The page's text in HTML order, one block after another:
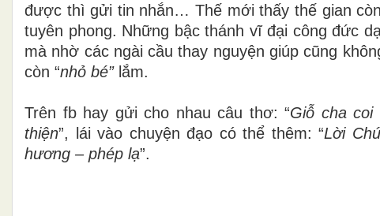
được thì gửi tin nhắn… Thế mới thấy thế gian
tuyên phong. Những bậc thánh vĩ đại công đức
mà nhờ các ngài cầu thay nguyện giúp cũng
còn “nhỏ bé” lắm.
Trên fb hay gửi cho nhau câu thơ: “Giỗ cha
thiện”, lái vào chuyện đạo có thể thêm: “Lời
hương – phép lạ”.